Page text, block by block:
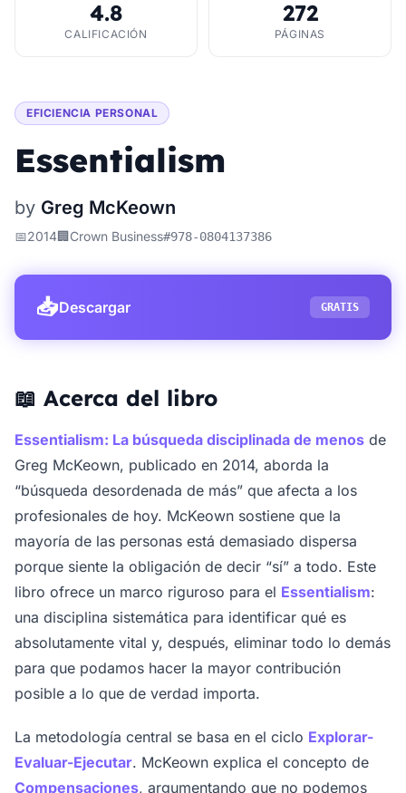
4.8
CALIFICACIÓN
272
PÁGINAS
EFICIENCIA PERSONAL
Essentialism
by Greg McKeown
📅2014🏢Crown Business#978-0804137386
📥Descargar GRATIS
📖 Acerca del libro
Essentialism: La búsqueda disciplinada de menos de
Greg McKeown, publicado en 2014, aborda la
“búsqueda desordenada de más” que afecta a los
profesionales de hoy. McKeown sostiene que la
mayoría de las personas está demasiado dispersa
porque siente la obligación de decir “sí” a todo. Este
libro ofrece un marco riguroso para el Essentialism:
una disciplina sistemática para identificar qué es
absolutamente vital y, después, eliminar todo lo demás
para que podamos hacer la mayor contribución
posible a lo que de verdad importa.
La metodología central se basa en el ciclo Explorar-
Evaluar-Ejecutar. McKeown explica el concepto de
Compensaciones, argumentando que no podemos